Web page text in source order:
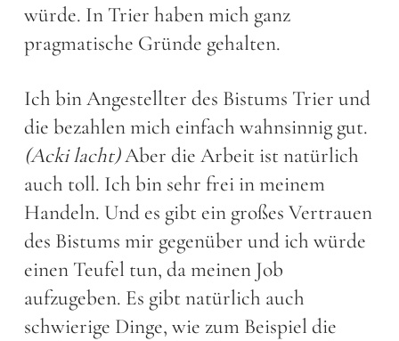
würde. In Trier haben mich ganz
pragmatische Gründe gehalten.
Ich bin Angestellter des Bistums Trier und
die bezahlen mich einfach wahnsinnig gut.
(Acki lacht)Aber die Arbeit ist natürlich
auch toll. Ich bin sehr frei in meinem
Handeln. Und es gibt ein großes Vertrauen
des Bistums mir gegenüber und ich würde
einen Teufel tun, da meinen Job
aufzugeben. Es gibt natürlich auch
schwierige Dinge, wie zum Beispiel die